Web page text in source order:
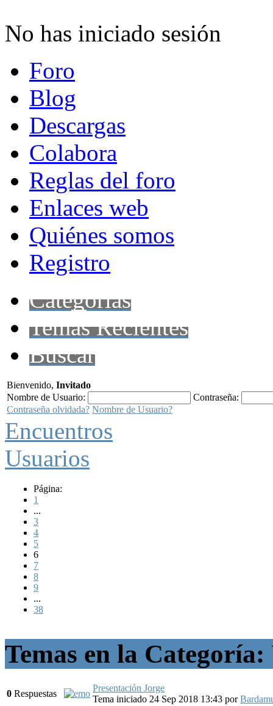
No has iniciado sesión
Foro
Blog
Descargas
Colabora
Reglas del foro
Enlaces web
Quiénes somos
Registro
Categorías
Temas Recientes
Buscar
Bienvenido, Invitado
Nombre de Usuario:
Contraseña:
Contraseña olvidada? Nombre de Usuario?
Encuentros
Usuarios
Página:
1
...
3
4
5
6
7
8
9
...
38
Temas en la
0 Respuestas
Presentación Jorge
Tema iniciado 24 Sep 2018 13:43 por